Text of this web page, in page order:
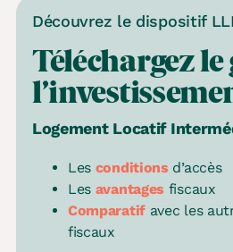
Découvrez le dispositif LLI
Téléchargez
Logement Locatif I
Les conditions d’accès
Les avantages fiscaux
Comparatifavec les
fiscaux